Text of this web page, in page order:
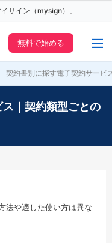
サイン（mysign）」
無料で始める
契約書別に探す電子契約サービ
｜契約類型ごとの
法や適した使い方は異な